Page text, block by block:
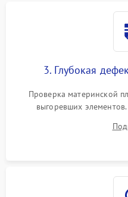
3. Глубокая
Проверка материнской
выгоревших
тестирование
всасывания. Оценка